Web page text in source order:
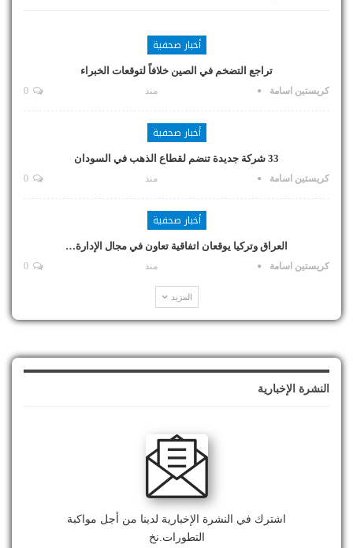
أخبار صحفية
تراجع التضخم في الصين خلافاً لتوقعات الخبراء
كريستين اسامة منذ
أخبار صحفية
33 شركة جديدة تنضم لقطاع الذهب في السودان
كريستين اسامة منذ
أخبار صحفية
العراق وتركيا يوقعان اتفاقية تعاون في مجال الإدارة…
كريستين اسامة منذ
المزيد
النشرة الإخبارية
اشترك في النشرة الإخبارية لدينا من أجل مواكبة
التطورات.نخ